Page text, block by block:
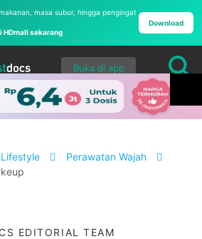
masa subur, hingga pengingat
HDmall sekarang
Download
Buka di app
Lifestyle
Perawatan Wajah
EDITORIAL TEAM